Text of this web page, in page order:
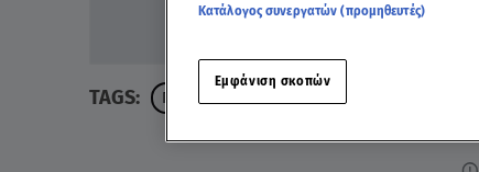
TAGS: ΓΙΓΑΝΤΙΑΙΟ ΤΡΩΚΤΙΚΟ
Κατάλογος συνεργατών (προμηθευτές)
Εμφάνιση σκοπών